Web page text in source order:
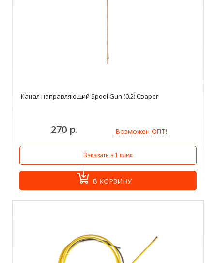
Канал направляющий Spool Gun (0.2) Сварог
270 р. Возможен ОПТ!
Заказать в 1 клик
В КОРЗИНУ